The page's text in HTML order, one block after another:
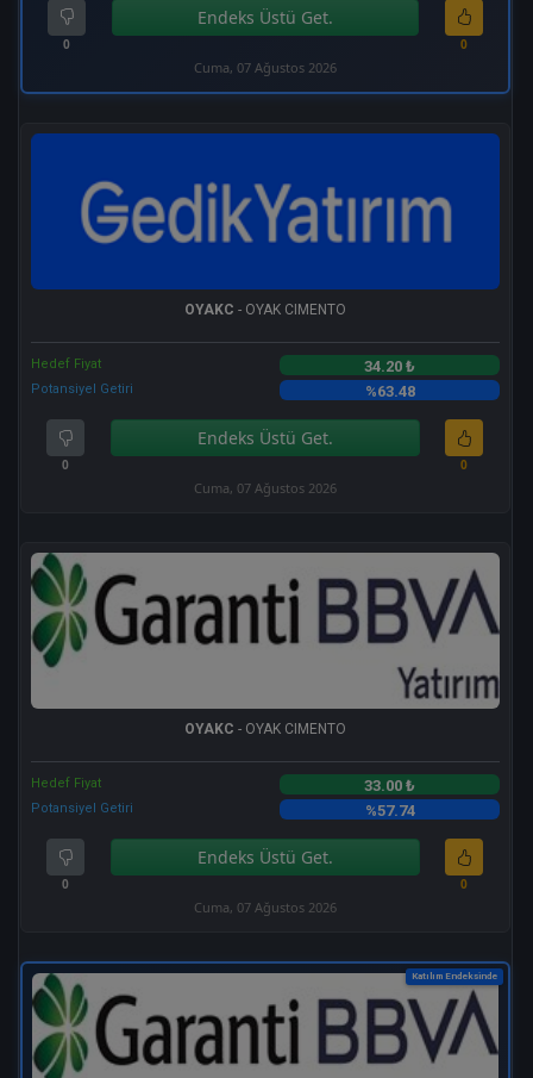
0
Endeks Üstü Get.
0
Cuma, 07 Ağustos 2026
OYAKC - OYAK CIMENTO
Hedef Fiyat 34.20 ₺
Potansiyel Getiri %63.48
0
Endeks Üstü Get.
0
Cuma, 07 Ağustos 2026
OYAKC - OYAK CIMENTO
Hedef Fiyat 33.00 ₺
Potansiyel Getiri %57.74
0
Endeks Üstü Get.
0
Cuma, 07 Ağustos 2026
Katılım Endeksinde